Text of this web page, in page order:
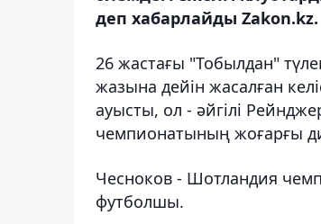
деп хабарлайды Zakon.kz.
26 жастағы "Тобылдан"
жазына дейін жасалған
ауысты, ол - әйгілі
чемпионатының жоғарғы
Чесноков - Шотландия
футболшы.